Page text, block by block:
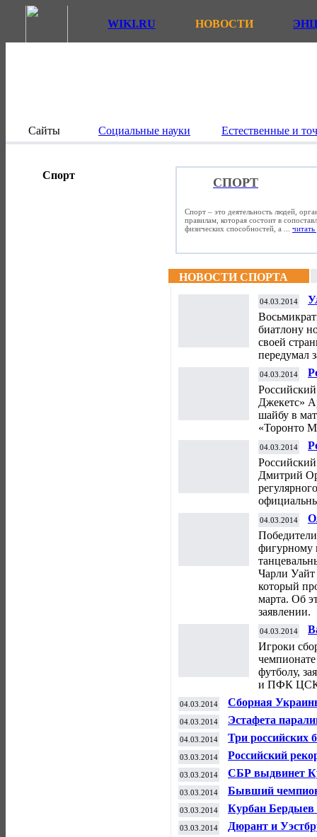
WIKI.RU НОВОСТИ
Сайты Социальные науки Естественные и
Спорт
СПОРТ
Спорт – это деятельность людей,
правилам, которая состоит в
физических способностей, а ... читать
НОВОСТИ СПОРТА
04.03.2014
биатлону
своей
передумал
04.03.2014
Джекетс»
шайбу в
«Торонто
04.03.2014
Дмитрий
04.03.2014
фигурному
Чарли Уайт
который
марта. Об
заявлении.
04.03.2014
Игроки
футболу,
и ПФК
04.03.2014
Сборная
матч с
04.03.2014 Эстафета
04.03.2014
Три российских
офф Кубка
03.03.2014
Российский
завершил
03.03.2014 СБР выдвинет
03.03.2014
Бывший
Мейуэзером
03.03.2014 Курбан
03.03.2014 Дюрант и